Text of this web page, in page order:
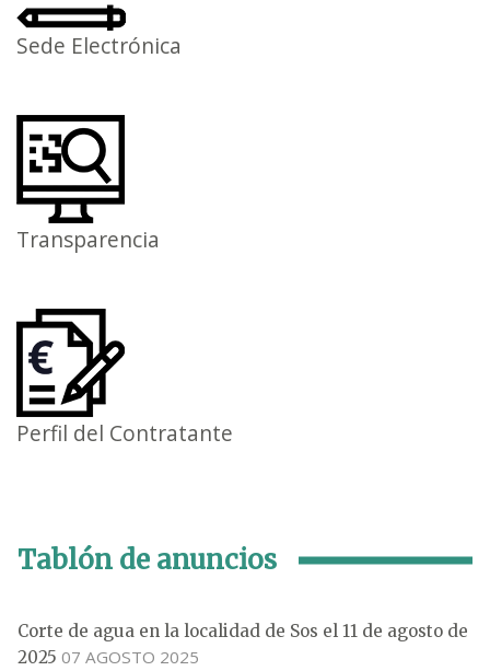
Sede Electrónica
Transparencia
Perfil del Contratante
Tablón de anuncios
Corte de agua en la localidad de Sos el 11 de agosto de
2025 07 AGOSTO 2025